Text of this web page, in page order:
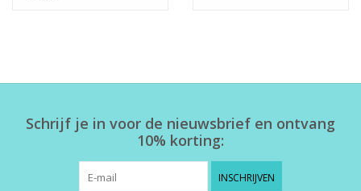
Schrijf je in voor de nieuwsbrief en ontvang
10% korting:
INSCHRIJVEN